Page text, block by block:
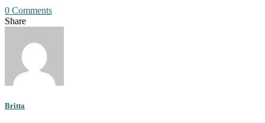
0 Comments
Share
Britta